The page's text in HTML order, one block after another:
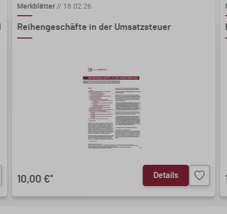
Merkblätter// 18.02.26
Reihengeschäfte in der Umsatzsteuer
10,00 €* Details